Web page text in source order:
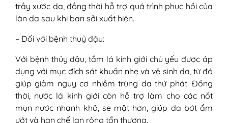
trầy xước da, đồng thời hỗ trợ quá trình phục hồi của
làn da sau khi ban sởi xuất hiện.
– Đối với bệnh thuỷ đậu:
Với bệnh thủy đậu, tắm lá kinh giới chủ yếu được áp
dụng với mục đích sát khuẩn nhẹ và vệ sinh da, từ đó
giúp giảm nguy cơ nhiễm trùng da thứ phát. Đồng
thời, nước lá kinh giới còn hỗ trợ làm cho các nốt
mụn nước nhanh khô, se mặt hơn, giúp da bớt ẩm
ướt và hạn chế lan rộng tổn thương.